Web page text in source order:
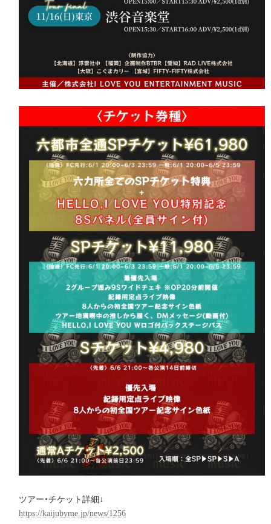
ツアー・チケット詳細↓
https://kaijubyme.jp/news/1256